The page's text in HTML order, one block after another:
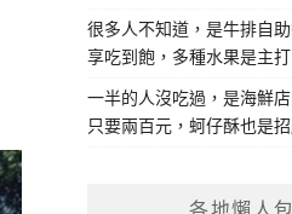
很多人不知道，是牛排自
享吃到飽，多種水果是主打
一半的人沒吃過，是海鮮
只要兩百元，蚵仔酥也是